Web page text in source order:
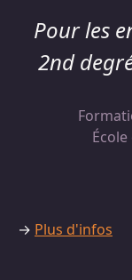
Pour les
2nd
→ Plus d'infos